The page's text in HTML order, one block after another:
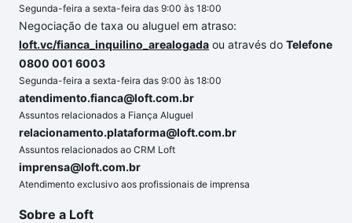
Segunda-feira a sexta-feira das 9:00 às 18:00
Negociação de taxa ou aluguel em atraso:
loft.vc/fianca_inquilino_arealogada ou através do Telefone
0800 001 6003
Segunda-feira a sexta-feira das 9:00 às 18:00
atendimento.fianca@loft.com.br
Assuntos relacionados a Fiança Aluguel
relacionamento.plataforma@loft.com.br
Assuntos relacionados ao CRM Loft
imprensa@loft.com.br
Atendimento exclusivo aos profissionais de imprensa
Sobre a Loft